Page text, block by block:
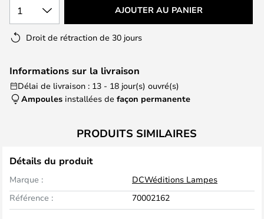
1 AJOUTER AU PANIER
Droit de rétraction de 30 jours
Informations sur la livraison
Délai de livraison : 13 - 18 jour(s) ouvré(s)
Ampoules installées de façon permanente
PRODUITS SIMILAIRES
Détails du produit
Marque :
DCWéditions Lampes
Référence :
70002162